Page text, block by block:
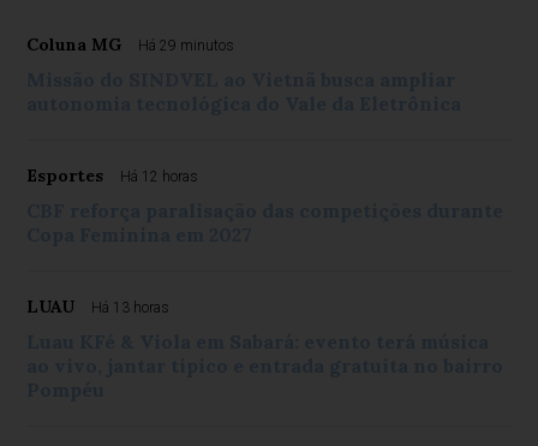
Coluna MG Há 29 minutos
Esportes Há 12 horas
LUAU Há 13 horas